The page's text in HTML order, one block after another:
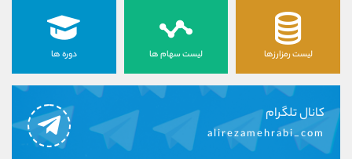
لیست رمزارزها لیست سهام ها دوره ها
کانال تلگرام
alirezamehrabi_com